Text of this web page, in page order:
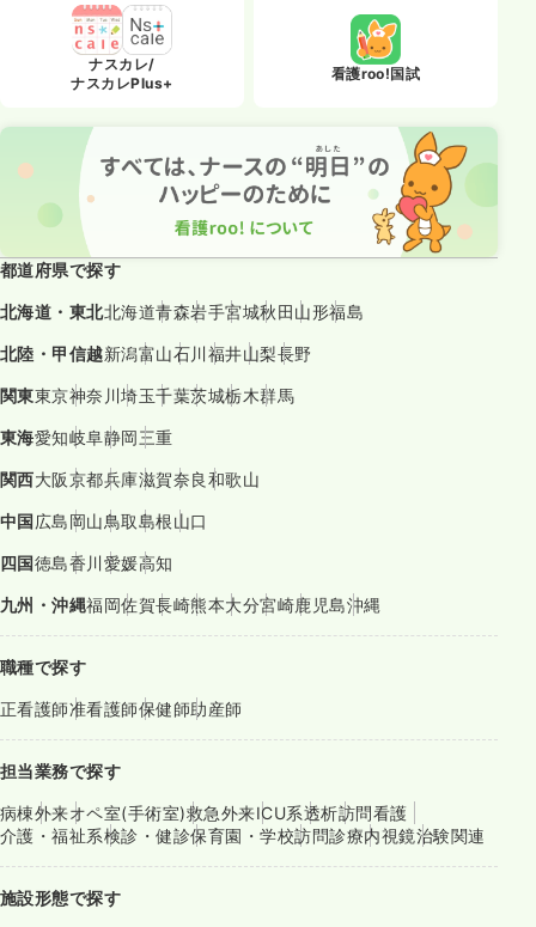
ナスカレ/
ナスカレPlus+
看護roo!国試
都道府県で探す
北海道・東北北海道青森岩手宮城秋田山形福島
北陸・甲信越新潟富山石川福井山梨長野
関東東京神奈川埼玉千葉茨城栃木群馬
東海愛知岐阜静岡三重
関西大阪京都兵庫滋賀奈良和歌山
中国広島岡山鳥取島根山口
四国徳島香川愛媛高知
九州・沖縄福岡佐賀長崎熊本大分宮崎鹿児島沖縄
職種で探す
正看護師准看護師保健師助産師
担当業務で探す
病棟外来オペ室(手術室)救急外来ICU系透析訪問看護
介護・福祉系検診・健診保育園・学校訪問診療内視鏡治験関連
施設形態で探す